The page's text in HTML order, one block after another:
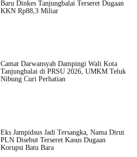
Baru Dinkes Tanjungbalai Terseret Dugaan
KKN Rp88,3 Miliar
Camat Darwansyah Dampingi Wali Kota
Tanjungbalai di PRSU 2026, UMKM Teluk
Nibung Curi Perhatian
Eks Jampidsus Jadi Tersangka, Nama Dirut
PLN Disebut Terseret Kasus Dugaan
Korupsi Batu Bara